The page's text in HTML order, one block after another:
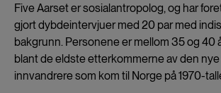
Five Aarset er sosialantropolog, og har
gjort dybdeintervjuer med 20 par med
bakgrunn. Personene er mellom 35 og 40
blant de eldste etterkommerne av den
innvandrere som kom til Norge på 1970-